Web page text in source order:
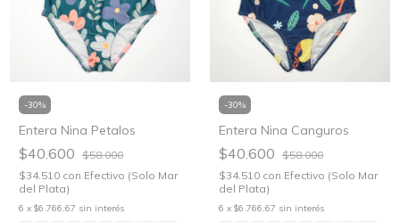
-30%
Entera Nina Petalos
$40.600 $58.000
$34.510 con Efectivo (Solo Mar
del Plata)
6 x $6.766,67 sin interés
-30%
Entera Nina Canguros
$40.600 $58.000
$34.510 con Efectivo (Solo Mar
del Plata)
6 x $6.766,67 sin interés